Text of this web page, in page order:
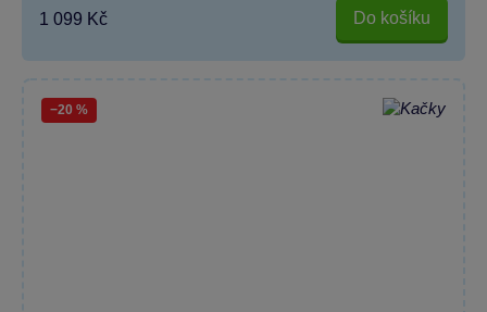
1 099 Kč Do košíku
−20 %